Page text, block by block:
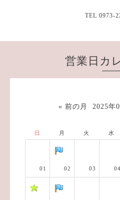
TEL 0973-
営業日カ
« 前の月 2025年
日 月 火 水
01 02 03 04